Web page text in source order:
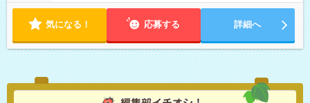
気になる！ 応募する 詳細へ